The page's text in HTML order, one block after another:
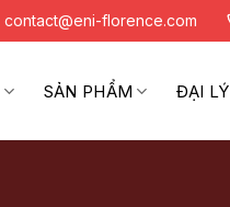
contact@eni-florence.com
SẢN PHẨM ĐẠI LÝ